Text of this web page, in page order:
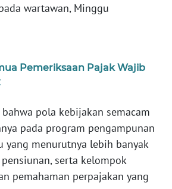
wartawan, Minggu
Pemeriksaan Pajak Wajib
pola kebijakan semacam
pada program pengampunan
yang menurutnya lebih banyak
pensiunan, serta kelompok
pemahaman perpajakan yang